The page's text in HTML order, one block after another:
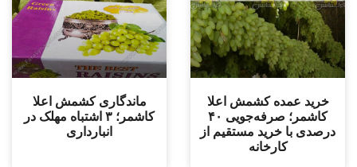
خرید عمده کشمش اعلا
کاشمر؛ صرفه‌جویی ۴۰
درصدی با خرید مستقیم از
کارخانه
ماندگاری کشمش اعلا
کاشمر؛ ۳ اشتباه مهلک در
انبارداری